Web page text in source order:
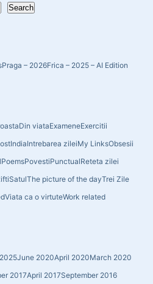
Search
Praga – 2026Frica – 2025 – AI Edition
Din viataExameneExercitii
IndiaIntrebarea zileiMy LinksObsesii
PoemsPovestiPunctualReteta zilei
SatulThe picture of the dayTrei Zile
Viata ca o virtuteWork related
June 2020April 2020March 2020
2017April 2017September 2016